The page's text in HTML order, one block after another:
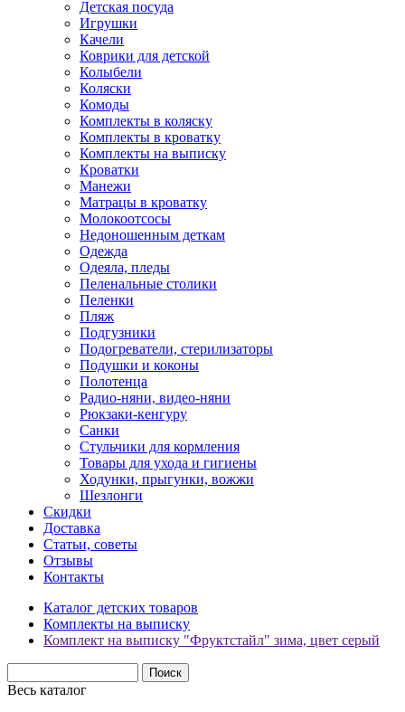
Детская посуда
Игрушки
Качели
Коврики для детской
Колыбели
Коляски
Комоды
Комплекты в коляску
Комплекты в кроватку
Комплекты на выписку
Кроватки
Манежи
Матрацы в кроватку
Молокоотсосы
Недоношенным деткам
Одежда
Одеяла, пледы
Пеленальные столики
Пеленки
Пляж
Подгузники
Подогреватели, стерилизаторы
Подушки и коконы
Полотенца
Радио-няни, видео-няни
Рюкзаки-кенгуру
Санки
Стульчики для кормления
Товары для ухода и гигиены
Ходунки, прыгунки, вожжи
Шезлонги
Скидки
Доставка
Статьи, советы
Отзывы
Контакты
Каталог детских товаров
Комплекты на выписку
Комплект на выписку "Фруктстайл" зима, цвет серый
Весь каталог